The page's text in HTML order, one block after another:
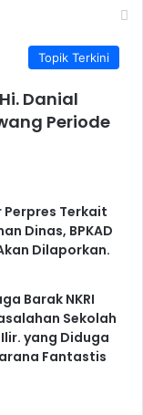
Topik Terkini
Danial
Periode
Terkait
Dinas, BPKAD
Dilaporkan.
Barak NKRI
Sekolah
Ilir. yang Diduga
Fantastis